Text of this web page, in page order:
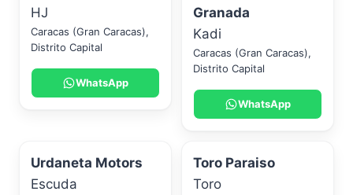
HJ
Caracas (Gran Caracas),
Distrito Capital
WhatsApp
Granada
Kadi
Caracas (Gran Caracas),
Distrito Capital
WhatsApp
Urdaneta Motors
Escuda
Toro Paraiso
Toro